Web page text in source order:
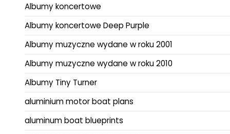
Albumy koncertowe
Albumy koncertowe Deep Purple
Albumy muzyczne wydane w roku 2001
Albumy muzyczne wydane w roku 2010
Albumy Tiny Turner
aluminium motor boat plans
aluminum boat blueprints